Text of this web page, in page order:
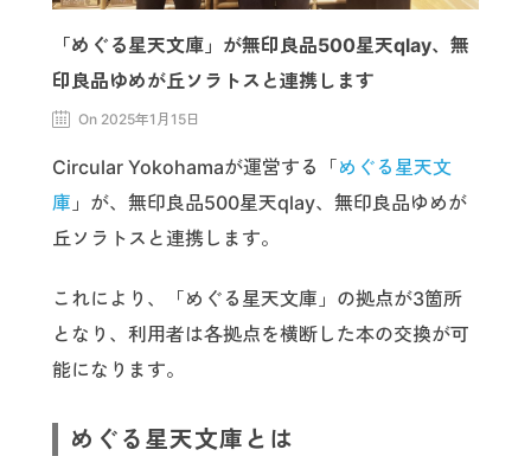
「めぐる星天文庫」が無印良品500星天qlay、無
印良品ゆめが丘ソラトスと連携します
On 2025年1月15日
Circular Yokohamaが運営する「めぐる星天文
庫 」が、無印良品500星天qlay、無印良品ゆめが
丘ソラトスと連携します。
これにより、「めぐる星天文庫」の拠点が3箇所
となり、利用者は各拠点を横断した本の交換が可
能になります。
めぐる星天文庫とは